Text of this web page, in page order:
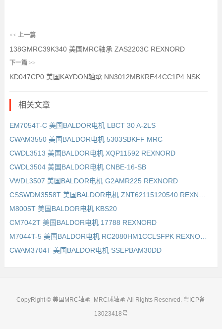
<< 上一篇
138GMRC39K340 美国MRC轴承 ZAS2203C REXNORD
下一篇 >>
KD047CP0 美国KAYDON轴承 NN3012MBKRE44CC1P4 NSK
相关文章
EM7054T-C 美国BALDOR电机 LBCT 30 A-2LS
CWAM3550 美国BALDOR电机 5303SBKFF MRC
CWDL3513 美国BALDOR电机 XQP11592 REXNORD
CWDL3504 美国BALDOR电机 CNBE-16-SB
VWDL3507 美国BALDOR电机 G2AMR225 REXNORD
M8005T 美国BALDOR电机 KBS20
CM7042T 美国BALDOR电机 17788 REXNORD
M7044T-5 美国BALDOR电机 RC2080HM1CCLSFPK REXNORD
CWAM3704T 美国BALDOR电机 SSEPBAM30DD
CopyRight © 美国MRC轴承_MRC球轴承 All Rights Reserved.粤ICP备
13023418号